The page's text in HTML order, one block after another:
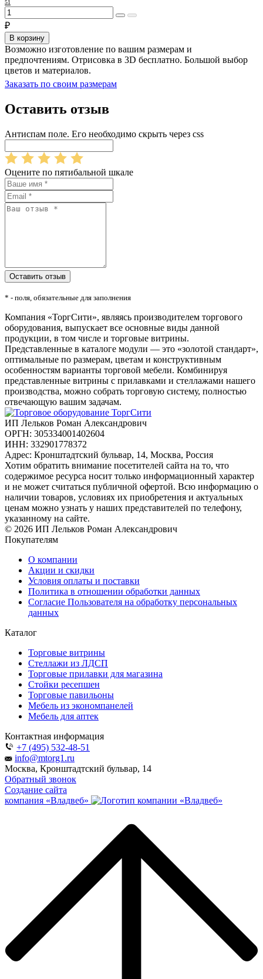
51
₽
В корзину
Возможно изготовление по вашим размерам и
предпочтениям. Отрисовка в 3D бесплатно. Большой выбор
цветов и материалов.
Заказать по своим размерам
Оставить отзыв
Антиспам поле. Его необходимо скрыть через css
Оцените по пятибальной шкале
* - поля, обязательные для заполнения
Компания «ТоргСити», являясь производителем торгового
оборудования, выпускает все основные виды данной
продукции, в том числе и торговые витрины.
Представленные в каталоге модули — это «золотой стандарт»,
оптимальные по размерам, цветам и конструктивным
особенностям варианты торговой мебели. Комбинируя
представленные витрины с прилавками и стеллажами нашего
производства, можно собрать торговую систему, полностью
отвечающую вашим задачам.
ИП Лельков Роман Александрович
ОРГН: 305334001402604
ИНН: 332901778372
Адрес: Кронштадтский бульвар, 14, Москва, Россия
Хотим обратить внимание посетителей сайта на то, что
содержимое ресурса носит только информационный характер
и не может считаться публичной офертой. Всю информацию о
наличии товаров, условиях их приобретения и актуальных
ценам можно узнать у наших представителей по телефону,
указанному на сайте.
© 2026 ИП Лельков Роман Александрович
Покупателям
О компании
Акции и скидки
Условия оплаты и поставки
Политика в отношении обработки данных
Согласие Пользователя на обработку персональных
данных
Каталог
Торговые витрины
Стеллажи из ЛДСП
Торговые прилавки для магазина
Стойки ресепшен
Торговые павильоны
Мебель из экономпанелей
Мебель для аптек
Контактная информация
+7 (495) 532-48-51
info@mtorg1.ru
Москва, Кронштадтский бульвар, 14
Обратный звонок
Создание сайта
компания «Владвеб»